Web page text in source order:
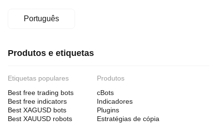
Português
Produtos e etiquetas
Etiquetas populares
Best free trading bots
Best free indicators
Best XAGUSD bots
Best XAUUSD robots
Produtos
cBots
Indicadores
Plugins
Estratégias de cópia